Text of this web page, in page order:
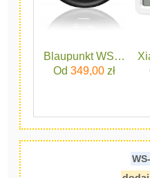
Blaupunkt WS65BK
Od 349,00zł